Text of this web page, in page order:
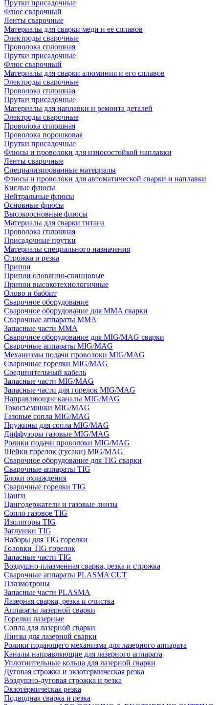
Прутки присадочные
Флюс сварочный
Ленты сварочные
Материалы для сварки меди и ее сплавов
Электроды сварочные
Проволока сплошная
Прутки присадочные
Флюс сварочный
Материалы для сварки алюминия и его сплавов
Электроды сварочные
Проволока сплошная
Прутки присадочные
Материалы для наплавки и ремонта деталей
Электроды сварочные
Проволока сплошная
Проволока порошковая
Прутки присадочные
Флюсы и проволоки для износостойкой наплавки
Ленты сварочные
Специализированные материалы
Флюсы и проволоки для автоматической сварки и наплавки
Кислые флюсы
Нейтральные флюсы
Основные флюсы
Высокоосновные флюсы
Материалы для сварки титана
Проволока сплошная
Присадочные прутки
Материалы специального назначения
Строжка и резка
Припои
Припои оловянно-свинцовые
Припои высокотехнологичные
Олово и баббит
Сварочное оборудование
Сварочное оборудование для MMA сварки
Сварочные аппараты MMA
Запасные части MMA
Сварочное оборудование для MIG/MAG сварки
Сварочные аппараты MIG/MAG
Механизмы подачи проволоки MIG/MAG
Сварочные горелки MIG/MAG
Соединительный кабель
Запасные части MIG/MAG
Запасные части для горелок MIG/MAG
Направляющие каналы MIG/MAG
Токосъемники MIG/MAG
Газовые сопла MIG/MAG
Пружины для сопла MIG/MAG
Диффузоры газовые MIG/MAG
Ролики подачи проволоки MIG/MAG
Шейки горелок (гусаки) MIG/MAG
Сварочное оборудование для TIG сварки
Сварочные аппараты TIG
Блоки охлаждения
Сварочные горелки TIG
Цанги
Цангодержатели и газовые линзы
Сопло газовое TIG
Изоляторы TIG
Заглушки TIG
Наборы для TIG горелки
Головки TIG горелок
Запасные части TIG
Воздушно-плазменная сварка, резка и строжка
Сварочные аппараты PLASMA CUT
Плазмотроны
Запасные части PLASMA
Лазерная сварка, резка и очистка
Аппараты лазерной сварки
Горелки лазерные
Сопла для лазерной сварки
Линзы для лазерной сварки
Ролики подающего механизма для лазерного аппарата
Каналы направляющие для лазерного аппарата
Уплотнительные кольца для лазерной сварки
Дуговая строжка и экзотермическая резка
Воздушно-дуговая строжка и резка
Экзотермическая резка
Подводная сварка и резка